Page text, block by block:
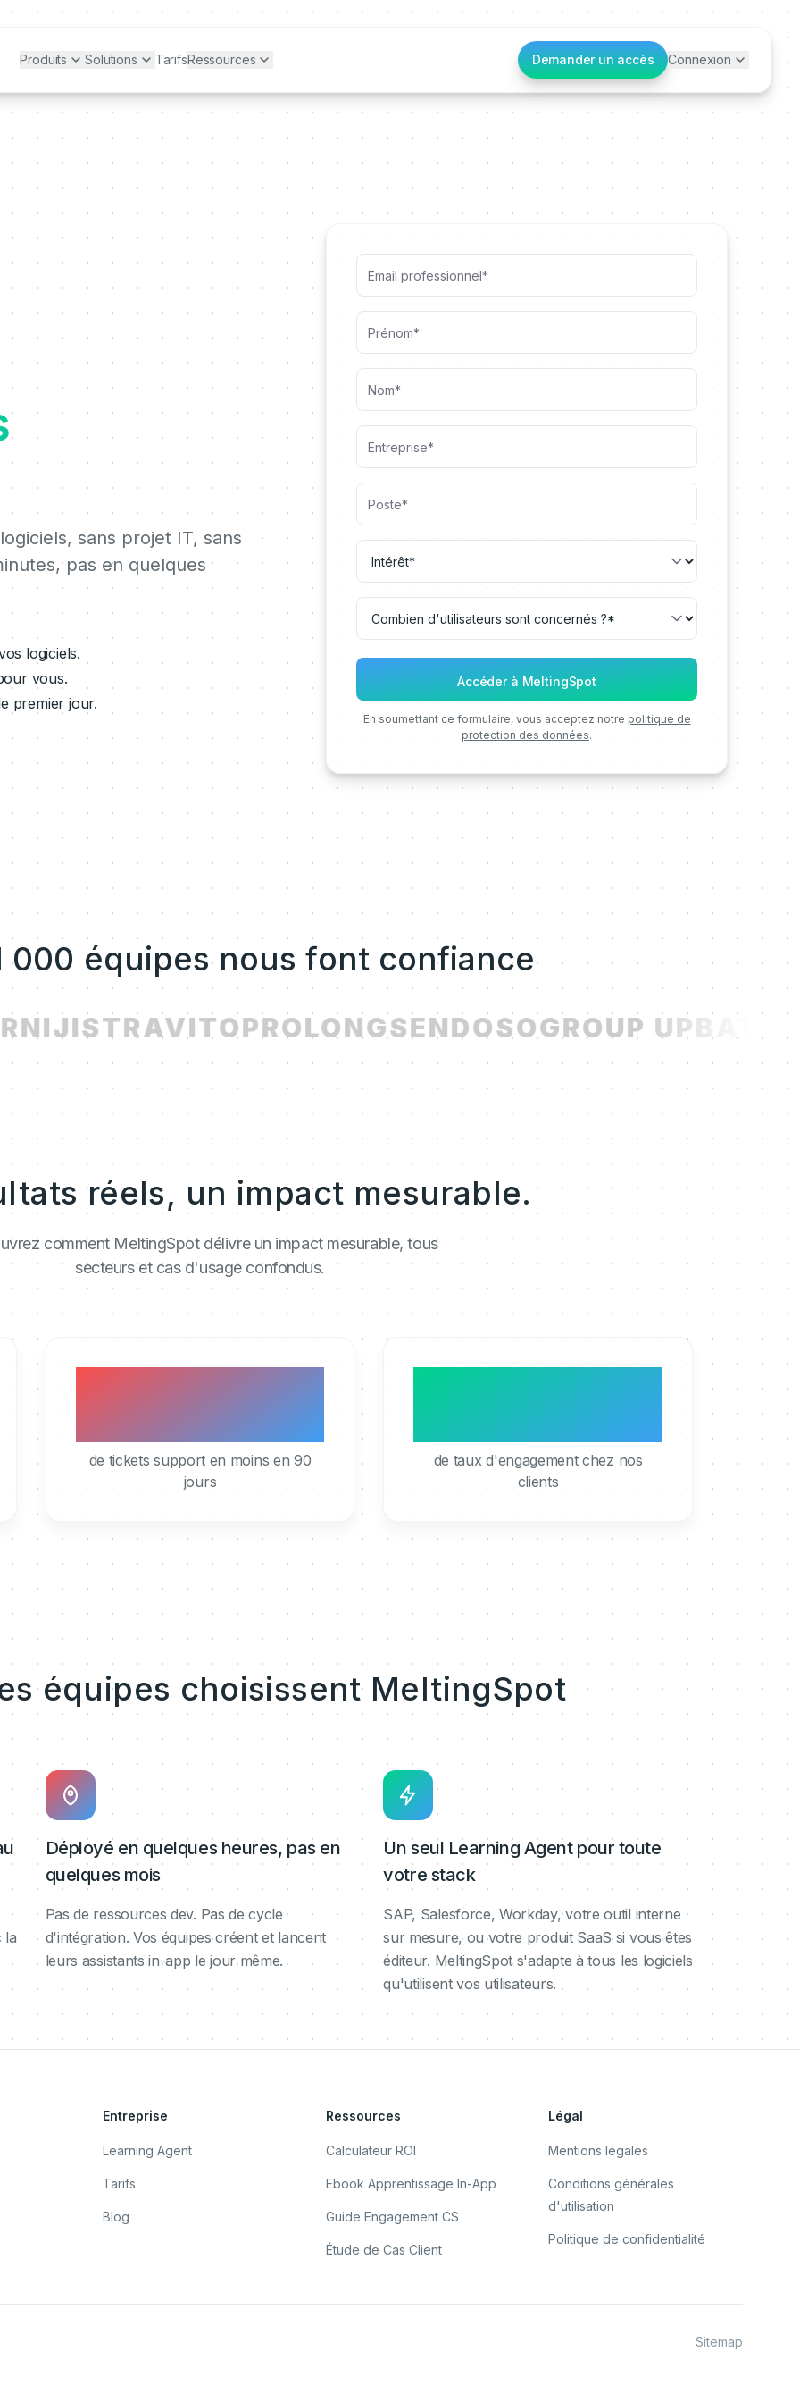
Produits Solutions TarifsRessources Demander un accès Connexion
sans projet IT, sans
pas en quelques
logiciels.
vous.
premier jour.
En soumettant ce formulaire, vous acceptez notre politique de
protection des données.
000 équipes nous font confiance
NIJISTRAVITOPROLONGSENDOSOGROUP UPBATCH
réels, un impact mesurable.
comment MeltingSpot délivre un impact mesurable, tous
secteurs et cas d'usage confondus.
40%
de tickets support en moins en 90
jours
de taux d'engagement chez nos
clients
équipes choisissent MeltingSpot
la
Déployé en quelques heures, pas en
quelques mois
Pas de ressources dev. Pas de cycle
d'intégration. Vos équipes créent et lancent
leurs assistants in-app le jour même.
Un seul Learning Agent pour toute
votre stack
SAP, Salesforce, Workday, votre outil interne
sur mesure, ou votre produit SaaS si vous êtes
éditeur. MeltingSpot s'adapte à tous les logiciels
qu'utilisent vos utilisateurs.
Entreprise
Learning Agent
Tarifs
Blog
Ressources
Calculateur ROI
Ebook Apprentissage In-App
Guide Engagement CS
Étude de Cas Client
Légal
Mentions légales
Conditions générales
d'utilisation
Politique de confidentialité
Sitemap